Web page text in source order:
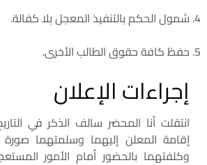
شمول الحكم بالتنفيذ المعجل بلا كفالة.
حفظ كافة حقوق الطالب الأخرى.
إجراءات الإعلان
انتقلت أنا المحضر سالف الذكر في
إقامة المعلن إليهما وسلمتهما
وكلفتهما بالحضور أمام الأمور